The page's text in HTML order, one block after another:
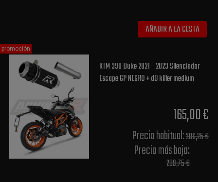
AÑADIR A LA CESTA
KTM 390 Duke 2021 - 2023 Silenciador
Escape GP NEGRO + dB killer medium
165,00 €
Precio habitual​:206,25 €
Precio más bajo​:
239,75 €
promoción